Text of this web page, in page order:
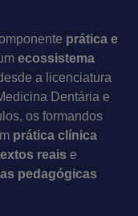
prática e
ecossistema
a licenciatura
Dentária e
os formandos
prática clínica
reais e
pedagógicas